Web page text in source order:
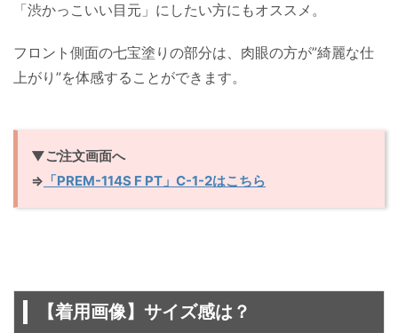
「渋かっこいい目元」にしたい方にもオススメ。
フロント側面の七宝塗りの部分は、肉眼の方が”綺麗な仕
上がり”を体感することができます。
▼ご注文画面へ
⇒ 「PREM-114S F PT」C-1-2はこちら
【着用画像】サイズ感は？